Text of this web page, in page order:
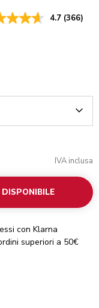
4.7 (366)
IVA inclusa
con Klarna
superiori a 50€